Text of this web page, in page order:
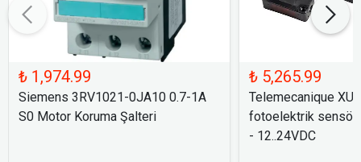
₺ 1,974.99
Siemens 3RV1021-0JA10 0.7-1A
S0 Motor Koruma Şalteri
₺ 5,265.99
Telemecanique
fotoelektrik sensör
- 12..24VDC